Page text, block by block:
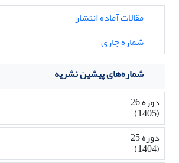
مقالات آماده انتشار
شماره جاری
شماره‌های پیشین نشریه
دوره 26
(1405)
دوره 25
(1404)